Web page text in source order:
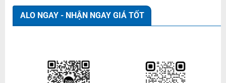
ALO NGAY - NHẬN NGAY GIÁ TỐT